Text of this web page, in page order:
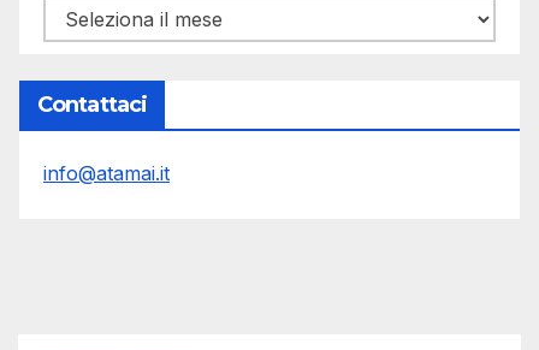
Archivi
Contattaci
info@atamai.it